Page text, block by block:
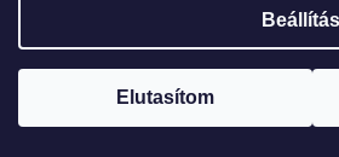
Elutasítom